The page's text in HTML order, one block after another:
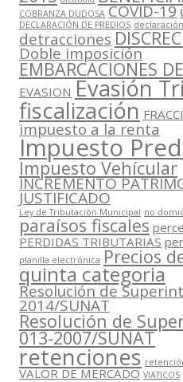
COBRANZA DUDOSA COVID-19
DECLARACIÓN DE PREDIOS
detracciones
Doble imposición
EMBARCACIONES
EVASION Evasión
fiscalización
impuesto a la renta
Impuesto
Impuesto Vehícular
INCREMENTO
JUSTIFICADO
Ley de Tributación Municipal no
paraísos fiscales
PERDIDAS TRIBUTARIAS
planilla electrónica Precios
quinta categoria
Resolución de
2014/SUNAT
Resolución de
013-2007/SUNAT
retenciones
VALOR DE MERCADO VIATICOS